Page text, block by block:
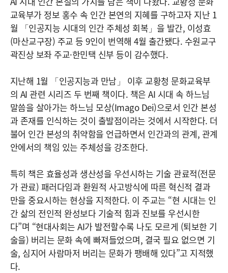
교육부가 정보 홍수 속 인간 본연의 지혜를 구하고자 지난 1
월 「인공지능 시대의 인간 주체성 회복」을 발간, 이성효
(마산교구장) 주교 등 9인이 번역해 4월 출간됐다. 수원교구
곽진상 보좌 주교·한민택 신부 등이 감수했다.
지난해 1월 「인공지능과 만남」 이후 교황청 문화교육부
의 AI 관련 시리즈 두 번째 책이다. 책은 AI 시대 속 하느님
말씀을 살아가는 하느님 모상(Imago Dei)으로서 인간 본성
과 존재를 인식하는 것이 출발점이라는 것에서 시작한다. 더
불어 인간 본성의 취약함을 언급하면서 인간과의 관계, 관계
안에서의 책임 있는 주체성을 강조한다.
특히 책은 효율성과 생산성을 우선시하는 기술 관료적(전문
가 관료) 패러다임과 환원적 사고방식에 따른 혁신적 결과
만을 중요시하는 현상을 지적한다. 이 주교는 “현 시대는 인
간 삶의 전인적 완성보다 기술적 힘과 진보를 우선시한
다”며 “현대사회는 AI가 발전할수록 나도 모르게 (퇴보한 기
술을) 버리는 문화 속에 빠져들었으며, 결국 필요 없으면 기
술, 심지어 사람마저 버리는 문화가 팽배해 있다”고 지적했
다.